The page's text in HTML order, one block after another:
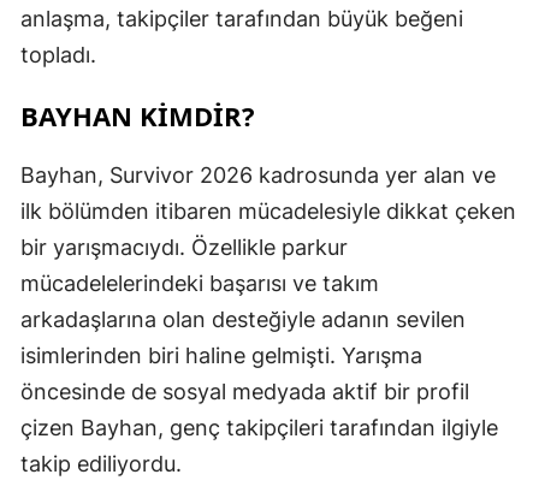
anlaşma, takipçiler tarafından büyük beğeni
topladı.
BAYHAN KIMDIR?
Bayhan, Survivor 2026 kadrosunda yer alan ve
ilk bölümden itibaren mücadelesiyle dikkat çeken
bir yarışmacıydı. Özellikle parkur
mücadelelerindeki başarısı ve takım
arkadaşlarına olan desteğiyle adanın sevilen
isimlerinden biri haline gelmişti. Yarışma
öncesinde de sosyal medyada aktif bir profil
çizen Bayhan, genç takipçileri tarafından ilgiyle
takip ediliyordu.